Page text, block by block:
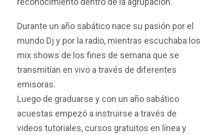
Durante un año sabático nace su pasión por el
mundo Dj y por la radio, mientras escuchaba los
mix shows de los fines de semana que se
transmitían en vivo a través de diferentes
emisoras.
Luego de graduarse y con un año sabático
acuestas empezó a instruirse a través de
videos tutoriales, cursos gratuitos en línea y